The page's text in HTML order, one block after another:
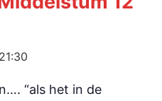
21:30
“als het in de